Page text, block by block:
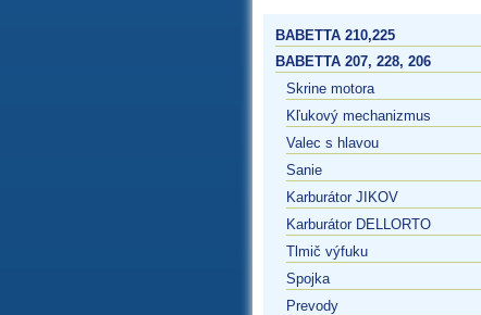
BABETTA 210,225
BABETTA 207, 228, 206
Skrine motora
Kľukový mechanizmus
Valec s hlavou
Sanie
Karburátor JIKOV
Karburátor DELLORTO
Tlmič výfuku
Spojka
Prevody